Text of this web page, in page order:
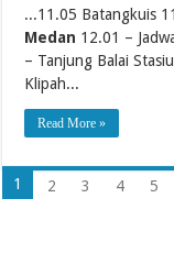
...11.05 Batangkuis
Medan 12.01 –
– Tanjung Balai
Klipah...
Read More »
1 2 3 4 5